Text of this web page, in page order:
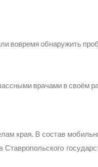
вовремя обнаружить
врачами в своём
края. В состав